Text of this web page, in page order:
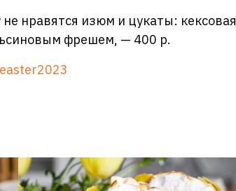
нравятся изюм и цукаты: кексовая
фрешем, — 400 р.